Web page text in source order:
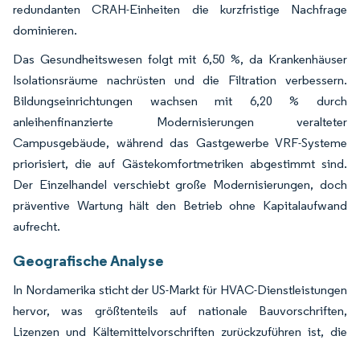
redundanten CRAH-Einheiten die kurzfristige Nachfrage
dominieren.
Das Gesundheitswesen folgt mit 6,50 %, da Krankenhäuser
Isolationsräume nachrüsten und die Filtration verbessern.
Bildungseinrichtungen wachsen mit 6,20 % durch
anleihenfinanzierte Modernisierungen veralteter
Campusgebäude, während das Gastgewerbe VRF-Systeme
priorisiert, die auf Gästekomfortmetriken abgestimmt sind.
Der Einzelhandel verschiebt große Modernisierungen, doch
präventive Wartung hält den Betrieb ohne Kapitalaufwand
aufrecht.
Geografische Analyse
In Nordamerika sticht der US-Markt für HVAC-Dienstleistungen
hervor, was größtenteils auf nationale Bauvorschriften,
Lizenzen und Kältemittelvorschriften zurückzuführen ist, die